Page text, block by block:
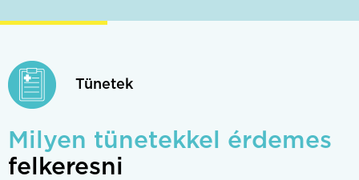
Tünetek
Milyen tünetekkel érdemes
felkeresni